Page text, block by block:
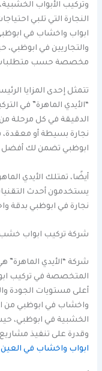
وتركيب الأبواب
النجارة التي تلبي
ابواب واخشاب في
والتجاريين في ابوظبي،
مخصصة حسب
تتمثل إحدى المزايا
“الأيدي الماهرة” في
الدقيقة في كل مرحلة
نجارة بسيطة أو
ابوظبي تضمن لك أفضل
أيضًا، تمتلك الأيدي
يستخدمون أحدث
نجارة في ابوظبي بدقة
شركة تركيب ابواب
شركة “الأيدي
المتخصصة في تركيب
أعلى مستويات الجودة
واخشاب في ابوظبي من
الخشبية في ابوظبي،
وقدرة على تنفيذ
ابواب واخشاب في العين